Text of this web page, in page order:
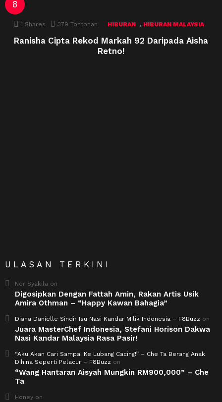
1 Shares 379 Tontonan HIBURAN , HIBURAN MALAYSIA
Ranisha Cipta Rekod Markah 92 Daripada Aisha
Retno!
ULASAN TERKINI
Nor Syakila on
Digosipkan Dengan Fattah Amin, Rakan Artis Usik
Amira Othman – “Happy Kawan Bahagia”
Diana Danielle Sindir Isu Nasi Kandar Milik Indonesia – F8Buzz on
Juara MasterChef Indonesia, Stefani Horison Dakwa
Nasi Kandar Malaysia Rasa Pasir!
“Aku Akan Cari Sampai Ke Lubang Cacing!” – Che Ta Berang Anak
Dihina Seperti Pelacur – F8Buzz on
“Wang Hantaran Aisyah Mungkin RM900,000” – Che
Ta
Honey on